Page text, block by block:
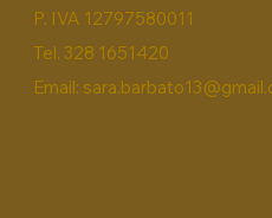
P. IVA 12797580011
Tel. 328 1651420
Email: